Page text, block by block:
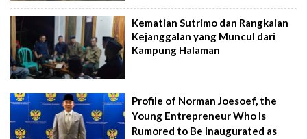
Kematian Sutrimo dan Rangkaian
Kejanggalan yang Muncul dari
Kampung Halaman
Profile of Norman Joesoef, the
Young Entrepreneur Who Is
Rumored to Be Inaugurated as